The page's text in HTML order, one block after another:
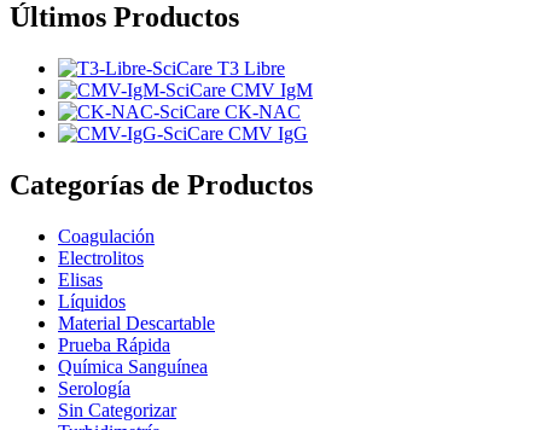
Últimos Productos
T3 Libre
CMV IgM
CK-NAC
CMV IgG
Categorías de Productos
Coagulación
Electrolitos
Elisas
Líquidos
Material Descartable
Prueba Rápida
Química Sanguínea
Serología
Sin Categorizar